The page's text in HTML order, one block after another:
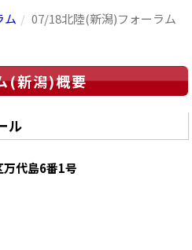
ム 07/18北陸(新潟)フォーラム
(新潟)概要
ル
代島6番1号